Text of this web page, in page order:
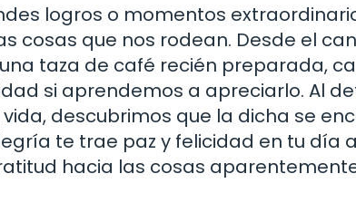
logros o momentos
cosas que nos rodean. Desde el
taza de café recién preparada,
si aprendemos a apreciarlo. Al
descubrimos que la dicha se
te trae paz y felicidad en tu día
hacia las cosas